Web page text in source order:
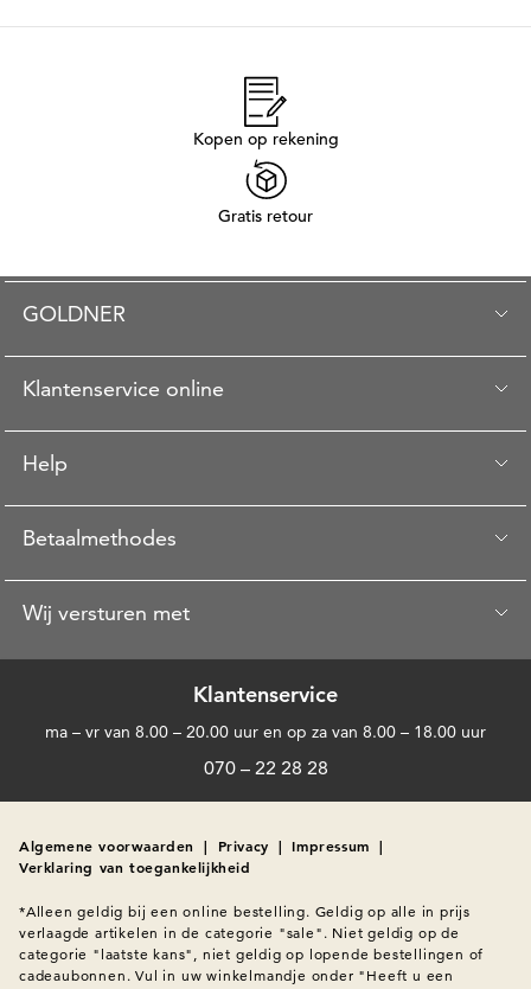
Kopen op rekening
Gratis retour
GOLDNER
Klantenservice online
Help
Betaalmethodes
Wij versturen met
Klantenservice
ma – vr van 8.00 – 20.00 uur en op za van 8.00 – 18.00 uur
070 – 22 28 28
Algemene voorwaarden | Privacy | Impressum |
Verklaring van toegankelijkheid
*Alleen geldig bij een online bestelling. Geldig op alle in prijs
verlaagde artikelen in de categorie "sale". Niet geldig op de
categorie "laatste kans", niet geldig op lopende bestellingen of
cadeaubonnen. Vul in uw winkelmandje onder "Heeft u een